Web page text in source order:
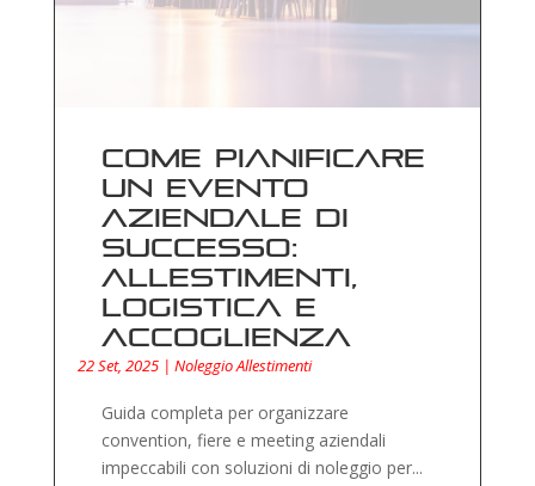
Come pianificare
un evento
aziendale di
successo:
allestimenti,
logistica e
accoglienza
22 Set, 2025| Noleggio Allestimenti
Guida completa per organizzare
convention, fiere e meeting aziendali
impeccabili con soluzioni di noleggio per...